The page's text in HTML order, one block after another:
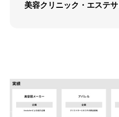
美容クリニック・エステ